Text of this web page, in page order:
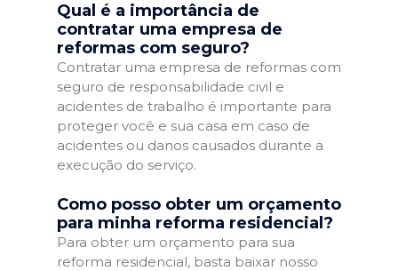
Qual é a importância de
contratar uma empresa de
reformas com seguro?
Contratar uma empresa de reformas com
seguro de responsabilidade civil e
acidentes de trabalho é importante para
proteger você e sua casa em caso de
acidentes ou danos causados durante a
execução do serviço.
Como posso obter um orçamento
para minha reforma residencial?
Para obter um orçamento para sua
reforma residencial, basta baixar nosso